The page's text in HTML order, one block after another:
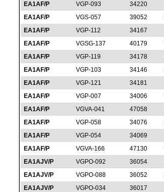
EA1AF/P
VGP-093 34220
EA1AF/P
VGS-057 39052
EA1AF/P
VGP-112 34167
EA1AF/P
VGSG-137 40179
EA1AF/P
VGP-119 34178
EA1AF/P
VGP-103 34146
EA1AF/P
VGP-121 34181
EA1AF/P
VGP-007 34006
EA1AF/P
VGVA-041 47058
EA1AF/P
VGP-058 34076
EA1AF/P
VGP-054 34069
EA1AF/P
VGVA-166 47130
EA1AJV/P
VGPO-092 36054
EA1AJV/P
VGPO-088 36052
EA1AJV/P
VGPO-034 36017